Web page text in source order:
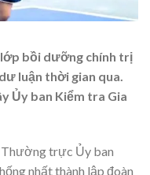
bồi dưỡng chính trị
luận thời gian qua.
Ủy ban Kiểm tra Gia
Thường trực Ủy ban
nhất thành lập đoàn